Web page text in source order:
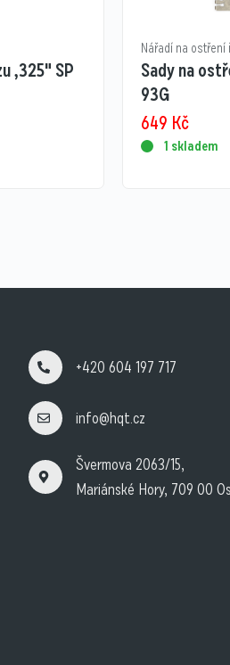
,325" SP
Nářadí na ostření
Sady na
93G
649 Kč
1 skladem
+420 604 197 717
info@hqt.cz
Švermova 2063/15,
Mariánské Hory, 709 00